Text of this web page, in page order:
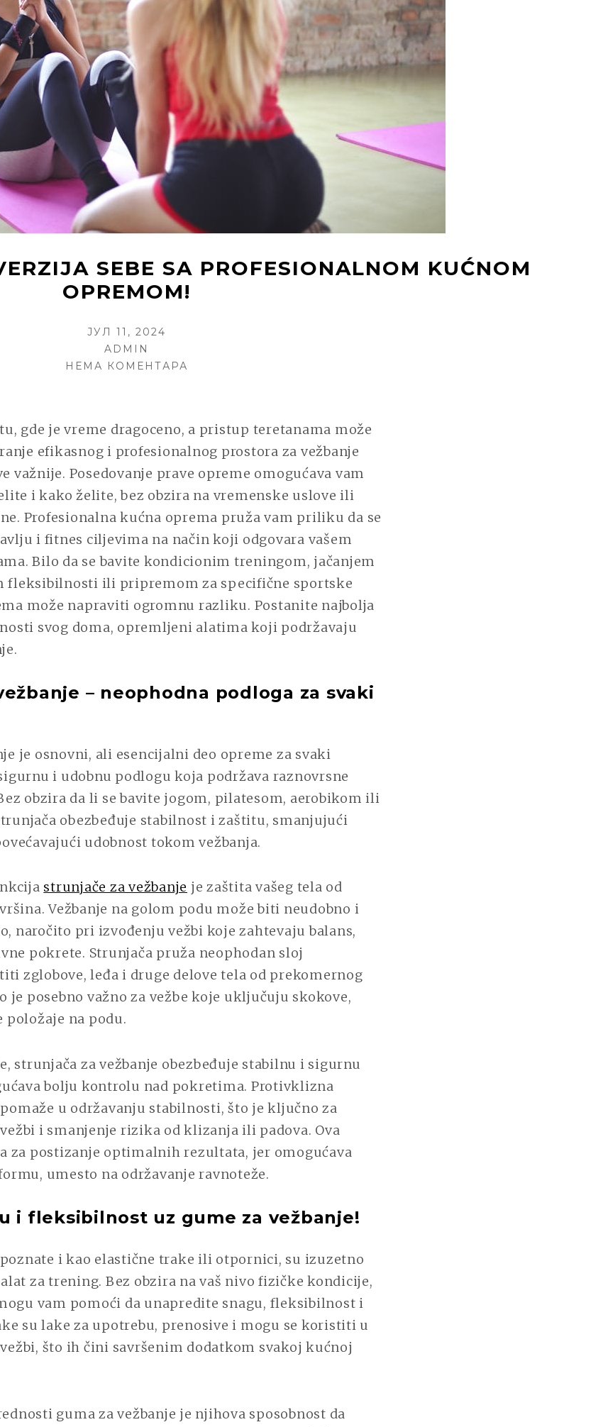
SEBE SA PROFESIONALNOM KUĆNOM
OPREMOM!
POSTED
ON
ЈУЛ 11, 2024
AUTHOR
ADMIN
НЕМА КОМЕНТАРА
SEBE
SA
PROFESIONALNOM
KUĆNOM
OPREMOM!
gde je vreme dragoceno, a pristup teretanama može
efikasnog i profesionalnog prostora za vežbanje
važnije. Posedovanje prave opreme omogućava vam
i kako želite, bez obzira na vremenske uslove ili
Profesionalna kućna oprema pruža vam priliku da se
i fitnes ciljevima na način koji odgovara vašem
Bilo da se bavite kondicionim treningom, jačanjem
fleksibilnosti ili pripremom za specifične sportske
može napraviti ogromnu razliku. Postanite najbolja
svog doma, opremljeni alatima koji podržavaju
– neophodna podloga za svaki
je osnovni, ali esencijalni deo opreme za svaki
i udobnu podlogu koja podržava raznovrsne
obzira da li se bavite jogom, pilatesom, aerobikom ili
obezbeđuje stabilnost i zaštitu, smanjujući
udobnost tokom vežbanja.
strunjače za vežbanje je zaštita vašeg tela od
Vežbanje na golom podu može biti neudobno i
naročito pri izvođenju vežbi koje zahtevaju balans,
pokrete. Strunjača pruža neophodan sloj
zglobove, leđa i druge delove tela od prekomernog
je posebno važno za vežbe koje uključuju skokove,
na podu.
strunjača za vežbanje obezbeđuje stabilnu i sigurnu
bolju kontrolu nad pokretima. Protivklizna
u održavanju stabilnosti, što je ključno za
i smanjenje rizika od klizanja ili padova. Ova
za postizanje optimalnih rezultata, jer omogućava
umesto na održavanje ravnoteže.
i fleksibilnost uz gume za vežbanje!
i kao elastične trake ili otpornici, su izuzetno
za trening. Bez obzira na vaš nivo fizičke kondicije,
vam pomoći da unapredite snagu, fleksibilnost i
su lake za upotrebu, prenosive i mogu se koristiti u
što ih čini savršenim dodatkom svakoj kućnoj
guma za vežbanje je njihova sposobnost da